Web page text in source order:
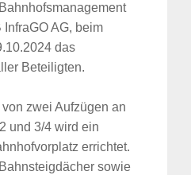
AG, beim
das
Beteiligten.
zwei Aufzügen an
und 3/4 wird ein
errichtet.
sowie